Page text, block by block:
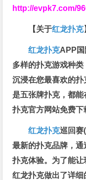
http://evpk7.com/
【关于红龙扑克
红龙扑克APP国
多样的扑克游戏种
沉浸在您最喜欢的
是五张牌扑克，都
扑克官方网站免费下
红龙扑克巡回
最新的扑克品牌，
扑克体验。为了能让
红龙扑克做出了详